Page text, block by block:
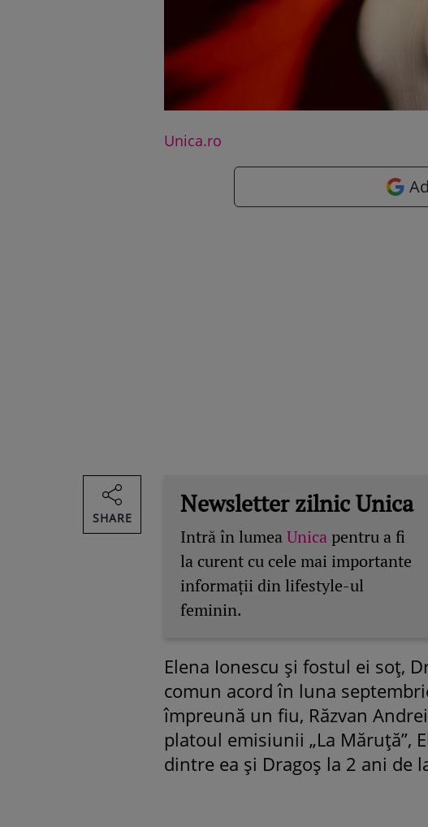
Unica.ro
Newsletter zilnic Unica
Intră în lumeaUnica pentru a fi
la curent cu cele mai importante
informații din lifestyle-ul
feminin.
Elena Ionescu și fostul ei soț,
comun acord în luna
împreună un fiu, Răzvan
platoul emisiunii „La Măruță”,
dintre ea și Dragoș la 2 ani de
SHARE